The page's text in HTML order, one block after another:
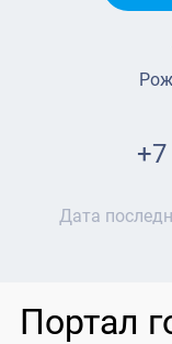
Дата
Портал